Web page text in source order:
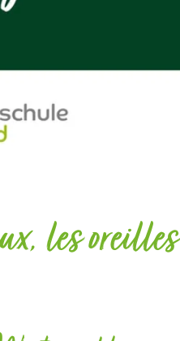
les oreilles